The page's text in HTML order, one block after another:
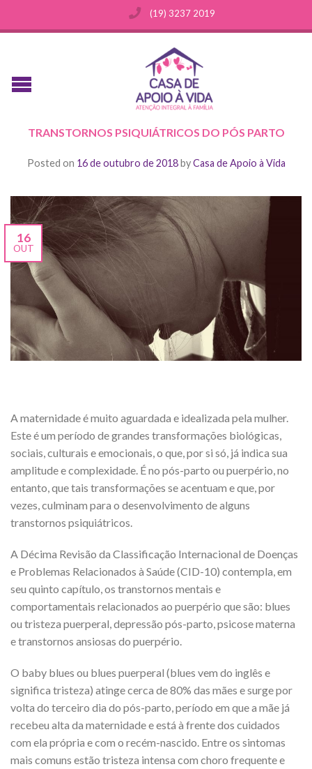
(19) 3237 2019
TRANSTORNOS PSIQUIÁTRICOS DO PÓS PARTO
Posted on 16 de outubro de 2018byCasa de Apoio à Vida
16
OUT
A maternidade é muito aguardada e idealizada pela mulher.
Este é um período de grandes transformações biológicas,
sociais, culturais e emocionais, o que, por si só, já indica sua
amplitude e complexidade. É no pós-parto ou puerpério, no
entanto, que tais transformações se acentuam e que, por
vezes, culminam para o desenvolvimento de alguns
transtornos psiquiátricos.
A Décima Revisão da Classificação Internacional de Doenças
e Problemas Relacionados à Saúde (CID-10) contempla, em
seu quinto capítulo, os transtornos mentais e
comportamentais relacionados ao puerpério que são: blues
ou tristeza puerperal, depressão pós-parto, psicose materna
e transtornos ansiosas do puerpério.
O baby blues ou blues puerperal (blues vem do inglês e
significa tristeza) atinge cerca de 80% das mães e surge por
volta do terceiro dia do pós-parto, período em que a mãe já
recebeu alta da maternidade e está à frente dos cuidados
com ela própria e com o recém-nascido. Entre os sintomas
mais comuns estão tristeza intensa com choro frequente e